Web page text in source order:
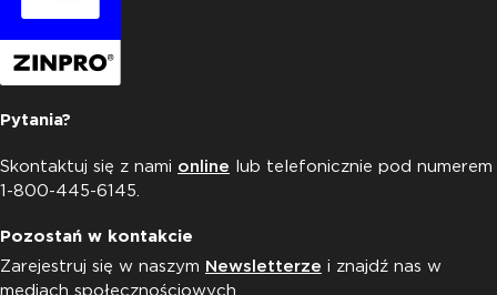
Pytania?
Skontaktuj się z nami online lub telefonicznie pod numerem
1-800-445-6145.
Pozostań w kontakcie
Zarejestruj się w naszym Newsletterze i znajdź nas w
mediach społecznościowych.